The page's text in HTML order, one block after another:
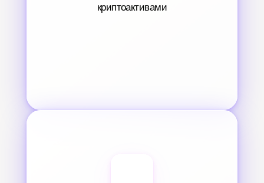
криптоактивами